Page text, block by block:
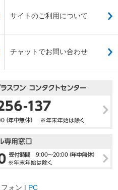
サイトのご利用について
チャットでお問い合わせ
ォン | PC